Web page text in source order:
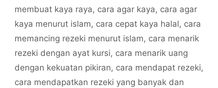
membuat kaya raya, cara agar kaya, cara agar
kaya menurut islam, cara cepat kaya halal, cara
memancing rezeki menurut islam, cara menarik
rezeki dengan ayat kursi, cara menarik uang
dengan kekuatan pikiran, cara mendapat rezeki,
cara mendapatkan rezeki yang banyak dan